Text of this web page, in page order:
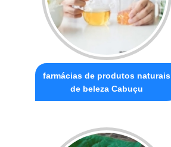
farmácias de produtos naturais
de beleza Cabuçu